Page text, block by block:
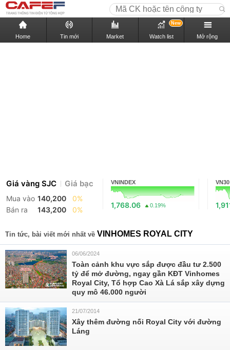
Home Tin mới Market Watch list
New
Mở rộng
Giá vàng SJC Giá bạc
Mua vào 140,200
0%
Bán ra
143,200 0%
VNINDEX
1,768.06 0.19%
VN30
Tin tức, bài viết mới nhất về VINHOMES ROYAL CITY
06/06/2024
Toàn cảnh khu vực sắp được đầu tư 2.500
tỷ để mở đường, ngay gần KĐT Vinhomes
Royal City, Tổ hợp Cao Xà Lá sắp xây dựng
quy mô 46.000 người
21/07/2014
Xây thêm đường nối Royal City với đường
Láng